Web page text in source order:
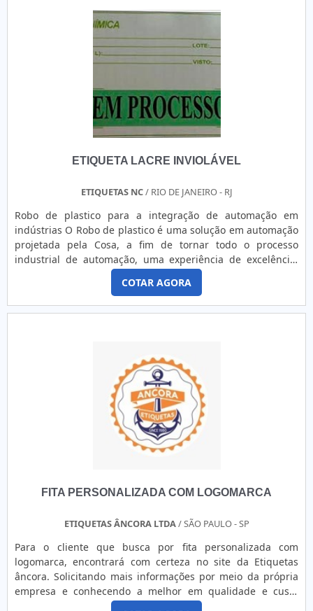
atendem a muitos tipos de setores da indústria de serviços,
principalmente empresas ligadas a:Engenharia
química,Engenharia elétrica;Engenharia
Civil;Transporte;Construção.As etiquetas podem ser feitas
PVC, PETG, acrílico, com ou sem adesivo. Normalmente, com
o intuito de chamar a atenção e trazer a mensagem de
imediato, são feitas com letras grandes e cores chamativas.
São fabricadas utilizando diversos processos.A Corimpress
principalmente junto ao ramo industrial, fornecendo
plaquetas de identificação patrimonial de alumínio,
corporativa, rotulagem e muito soluções que atendem,
também, as necessidades de personalização de ambientes
corporativos nos segmentos comercial, gastronômico,
hospitalar, de serviços e eventos.empresa especializada em
EtiquetasCom know-how adquirido em mais de 30 anos de
experiência, investindo em produtos e serviços que
atendem as expectativas dos clientes, atuando com
é reconhecida pela excelente qualidade de seus produtos,
pela tecnologia de última geração empregada e pela
agilidade e confiabilidade assegurada pelos seus processos
produtivos. Solicite já um orçamento das etiquetas de
advertência para máquinas!.
ETIQUETA LACRE INVIOLÁVEL
ETIQUETAS NC/ RIO DE JANEIRO - RJ
Robo de plastico para a integração de automação em
indústrias O Robo de plastico é uma solução em automação
projetada pela Cosa, a fim de tornar todo o processo
industrial de automação, uma experiência de excelência.
Desenvolvido dentro da mais alta tecnologia em peças e
facilitam processos de automação comercial e industrial, na
aplicação de técnicas, softwares ou equipamentos
COTAR AGORA
FITA PERSONALIZADA COM LOGOMARCA
ETIQUETAS ÂNCORA LTDA/ SÃO PAULO - SP
Para o cliente que busca por fita personalizada com
logomarca, encontrará com certeza no site da Etiquetas
âncora. Solicitando mais informações por meio da própria
empresa e conhecendo a melhor em qualidade e custo
benefício.É isso! Quando a busca é por fita personalizada